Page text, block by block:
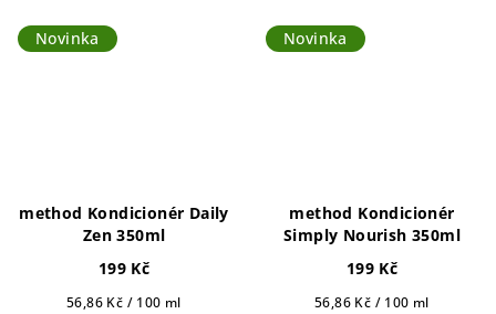
Novinka
method Kondicionér Daily
Zen 350ml
199 Kč
Měrná
56,86 Kč / 100 ml
Novinka
method Kondicionér
Simply Nourish 350ml
199 Kč
Měrná
56,86 Kč / 100 ml